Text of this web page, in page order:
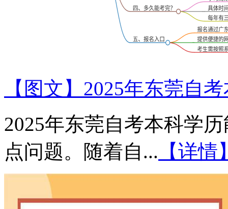
【图文】2025年东莞自
2025年东莞自考本科学
点问题。随着自... 【详情